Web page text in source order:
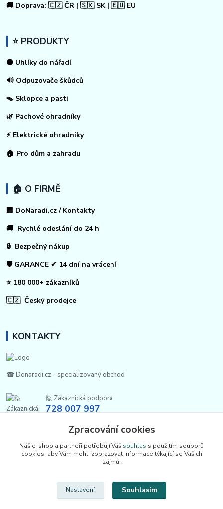
🚚 Doprava: 🇨🇿 ČR | 🇸🇰 SK | 🇪🇺 EU
⭐ PRODUKTY
⚫ Uhlíky do nářadí
🔊 Odpuzovače škůdců
🪤 Sklopce a pasti
🌿 Pachové ohradníky
⚡ Elektrické ohradníky
🏠 Pro dům a zahradu
🏠 O FIRMĚ
🏢 DoNaradi.cz / Kontakty
🚚 Rychlé odeslání do 24 h
🔒 Bezpečný nákup
🛡️ GARANCE ✔ 14 dní na vrácení
⭐ 180 000+ zákazníků
🇨🇿 Český prodejce
KONTAKTY
☎ Donaradi.cz - specializovaný obchod
🙋 Zákaznická podpora
728 007 997
Upravit sběr cookies.
Zpracování cookies
Náš e-shop a partneři potřebují Váš souhlas s použitím souborů
cookies, aby Vám mohli zobrazovat informace týkající se Vašich
zájmů.
Nastavení Souhlasím